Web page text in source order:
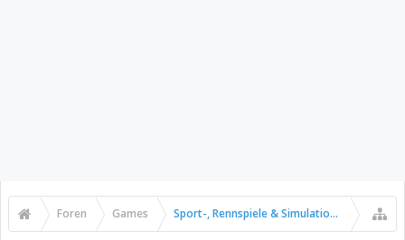
Foren Games Sport-, Rennspiele & Simulationen